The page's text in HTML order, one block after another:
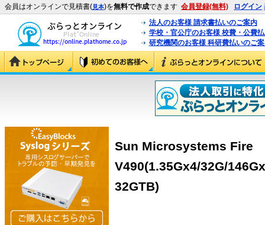
会員はオンラインで見積書(見本)を無料で作成できます 会員登録(無料) ログイン
法人のお客様 請求書払いのご案内
学校・官公庁のお客様 校費・公費
研究機関のお客様 科研費払いのご
Sun Microsystems Fire
V490(1.35Gx4/32G/
32GTB)